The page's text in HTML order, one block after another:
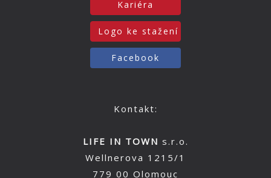
Kariéra
Logo ke stažení
Facebook
Kontakt:
LIFE IN TOWN s.r.o.
Wellnerova 1215/1
779 00 Olomouc